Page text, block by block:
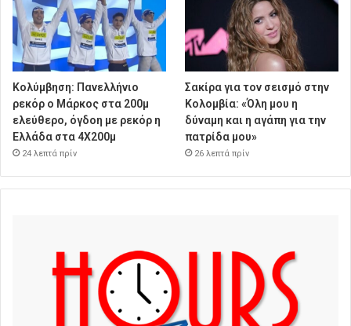
Κολύμβηση: Πανελλήνιο
ρεκόρ ο Μάρκος στα 200μ
ελεύθερο, όγδοη με ρεκόρ η
Ελλάδα στα 4Χ200μ
24 λεπτά πρίν
Σακίρα για τον σεισμό στην
Κολομβία: «Όλη μου η
δύναμη και η αγάπη για την
πατρίδα μου»
26 λεπτά πρίν